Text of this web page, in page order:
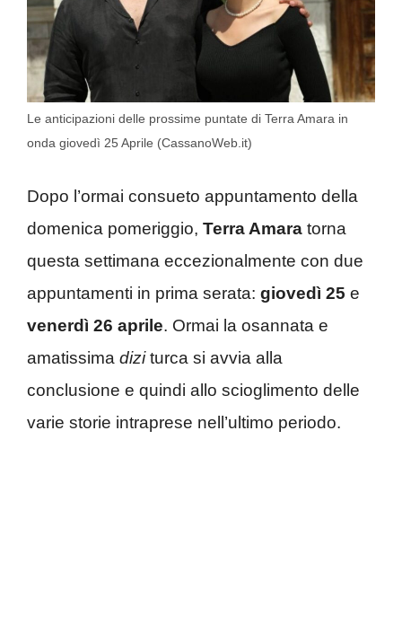
Le anticipazioni delle prossime puntate di Terra Amara in
onda giovedì 25 Aprile (CassanoWeb.it)
Dopo l’ormai consueto appuntamento della
domenica pomeriggio, Terra Amara torna
questa settimana eccezionalmente con due
appuntamenti in prima serata: giovedì 25 e
venerdì 26 aprile. Ormai la osannata e
amatissima diziturca si avvia alla
conclusione e quindi allo scioglimento delle
varie storie intraprese nell’ultimo periodo.